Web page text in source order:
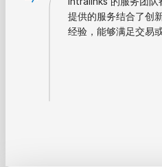
提供的服务结合了创
经验，能够满足交易